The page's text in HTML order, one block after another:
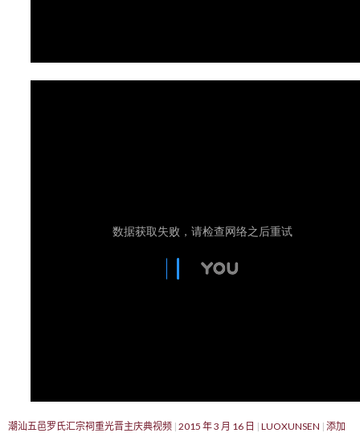
潮汕五邑罗氏汇宗祠重光晋主庆典视频 2015 年 3 月 16 日 LUOXUNSEN 添加